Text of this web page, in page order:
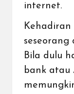
internet.
Kehadiran
Bila dulu
bank atau